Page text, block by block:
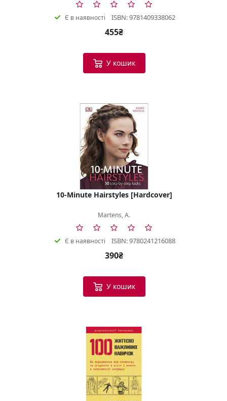
Є в наявності ISBN: 9781409338062
455₴
У кошик
10-Minute Hairstyles [Hardcover]
Martens, A.
Є в наявності ISBN: 9780241216088
390₴
У кошик